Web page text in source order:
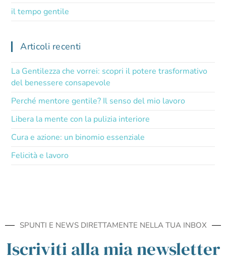
il tempo gentile
Articoli recenti
La Gentilezza che vorrei: scopri il potere trasformativo
del benessere consapevole
Perché mentore gentile? Il senso del mio lavoro
Libera la mente con la pulizia interiore
Cura e azione: un binomio essenziale
Felicità e lavoro
SPUNTI E NEWS DIRETTAMENTE NELLA TUA INBOX
Iscriviti alla mia newsletter